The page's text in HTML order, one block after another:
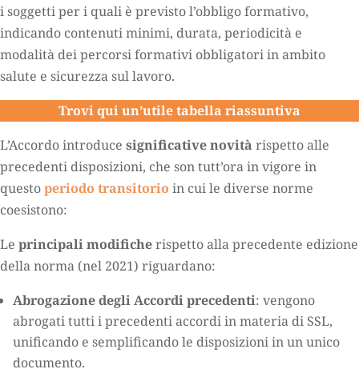
i soggetti per i quali è previsto l’obbligo formativo,
indicando contenuti minimi, durata, periodicità e
modalità dei percorsi formativi obbligatori in ambito
salute e sicurezza sul lavoro.
Trovi qui un’utile tabella riassuntiva
L’Accordo introduce significative novità rispetto alle
precedenti disposizioni, che son tutt’ora in vigore in
questoperiodo transitorio in cui le diverse norme
coesistono:
Le principali modificherispetto alla precedente edizione
della norma (nel 2021) riguardano:
Abrogazione degli Accordi precedenti: vengono
abrogati tutti i precedenti accordi in materia di SSL,
unificando e semplificando le disposizioni in un unico
documento.